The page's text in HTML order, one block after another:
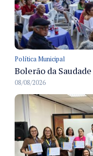
Política Municipal
08/08/2026